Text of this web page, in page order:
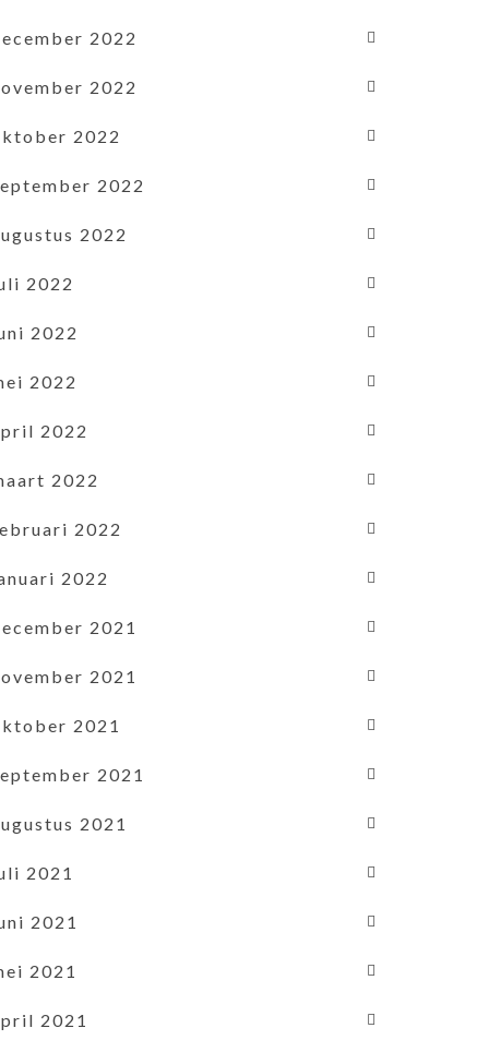
2022
2022
2022
2022
2022
2022
2022
2022
2022
2022
2022
2022
2021
2021
2021
2021
2021
2021
2021
2021
2021